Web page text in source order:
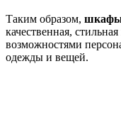
Таким образом,
качественная,
возможностями
одежды и вещей.